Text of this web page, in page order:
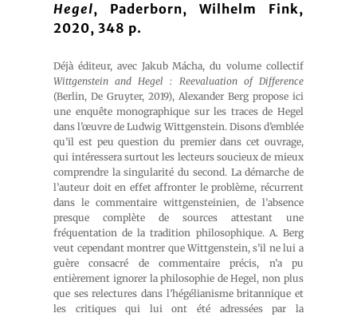
Hegel, Paderborn, Wilhelm Fink,
2020, 348 p.
Déjà éditeur, avec Jakub Mácha, du volume collectif
Wittgenstein and Hegel : Reevaluation of Difference
(Berlin, De Gruyter, 2019), Alexander Berg propose ici
une enquête monographique sur les traces de Hegel
dans l’œuvre de Ludwig Wittgenstein. Disons d’emblée
qu’il est peu question du premier dans cet ouvrage,
qui intéressera surtout les lecteurs soucieux de mieux
comprendre la singularité du second. La démarche de
l’auteur doit en effet affronter le problème, récurrent
dans le commentaire wittgensteinien, de l’absence
presque complète de sources attestant une
fréquentation de la tradition philosophique. A. Berg
veut cependant montrer que Wittgenstein, s’il ne lui a
guère consacré de commentaire précis, n’a pu
entièrement ignorer la philosophie de Hegel, non plus
que ses relectures dans l’hégélianisme britannique et
les critiques qui lui ont été adressées par la